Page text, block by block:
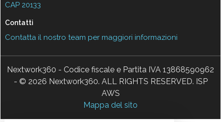
CAP 20133
Contatti
Contatta il nostro team per maggiori informazioni
Nextwork360 - Codice fiscale e Partita IVA 13868590962
- © 2026 Nextwork360. ALL RIGHTS RESERVED. ISP
AWS
Mappa del sito